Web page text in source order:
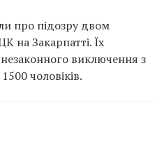
про підозру двом
на Закарпатті. Їх
виключення з
чоловіків.